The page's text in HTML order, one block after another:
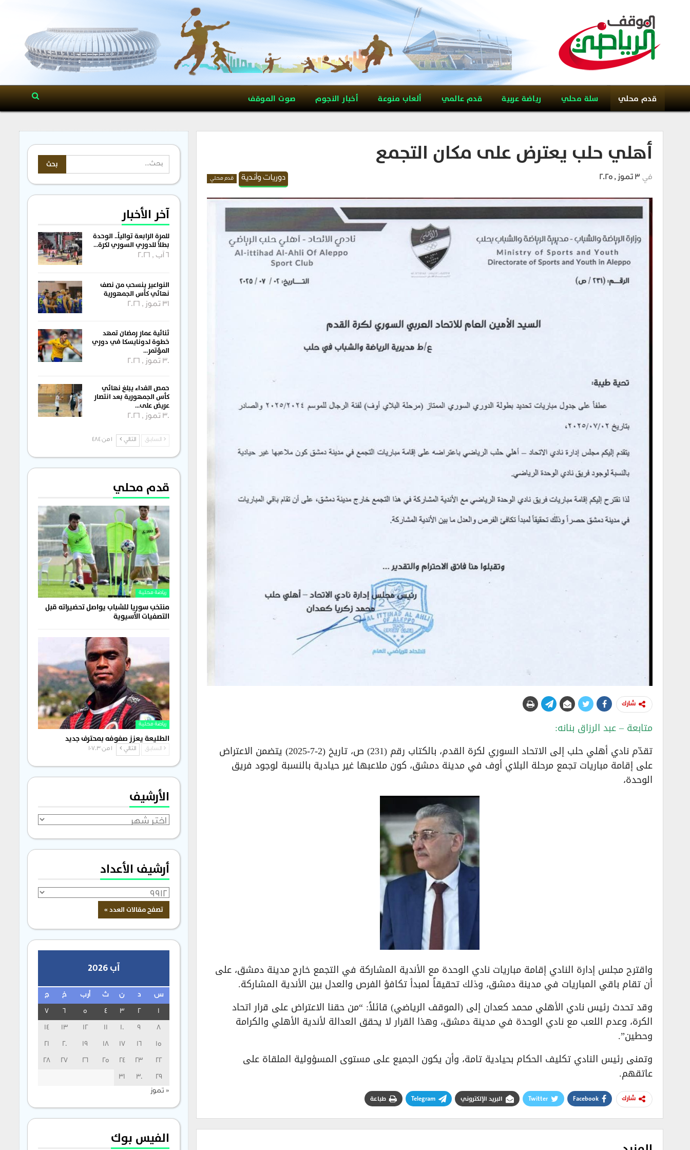
قدم محلي سلة محلي رياضة عربية قدم عالمي ألعاب منوعة أخبار النجوم صوت الموقف
أهلي حلب يعترض على مكان التجمع
دوريات وأندية قدم محلي في 3 تموز , 2025
شارك
متابعة – عبد الرزاق بنانه:
تقدّم نادي أهلي حلب إلى الاتحاد السوري لكرة القدم، بالكتاب رقم (231) ص، تاريخ (2-7-2025) يتضمن الاعتراض
على إقامة مباريات تجمع مرحلة البلاي أوف في مدينة دمشق، كون ملاعبها غير حيادية بالنسبة لوجود فريق
الوحدة،
واقترح مجلس إدارة النادي إقامة مباريات نادي الوحدة مع الأندية المشاركة في التجمع خارج مدينة دمشق، على
أن تقام باقي المباريات في مدينة دمشق، وذلك تحقيقاً لمبدأ تكافؤ الفرص والعدل بين الأندية المشاركة.
وقد تحدث رئيس نادي الأهلي محمد كعدان إلى (الموقف الرياضي) قائلاً: “من حقنا الاعتراض على قرار اتحاد
الكرة، وعدم اللعب مع نادي الوحدة في مدينة دمشق، وهذا القرار لا يحقق العدالة لأندية الأهلي والكرامة
وحطين”.
وتمنى رئيس النادي تكليف الحكام بحيادية تامة، وأن يكون الجميع على مستوى المسؤولية الملقاة على
عاتقهم.
شارك Facebook
Twitter البريد الإلكتروني Telegram طباعة
آخر الأخبار
للمرة الرابعة توالياً.. الوحدة
بطلاً للدوري السوري لكرة…
6 آب , 2026
النواعير ينسحب من نصف
نهائي كأس الجمهورية
31 تموز , 2026
ثنائية عمار رمضان تمهد
خطوة لدونايسكا في دوري
المؤتمر…
30 تموز , 2026
حمص الفداء يبلغ نهائي
كأس الجمهورية بعد انتصار
عريض على…
30 تموز , 2026
السابق التالي 1 من 484
قدم محلي
رياضة محلية
منتخب سوريا للشباب يواصل تحضيراته قبل
التصفيات الآسيوية
رياضة محلية
الطليعة يعزز صفوفه بمحترف جديد
السابق التالي 1 من 1٬703
الأرشيف
الأرشيف
أرشيف الأعداد
آب 2026
س د ن ث أرب خ ج
1
2
3
4
5
6
7
8
9
10
11
12
13
14
15
16
17
18
19
20
21
22
23
24
25
26
27
28
29
30
31
« تموز
الفيس بوك